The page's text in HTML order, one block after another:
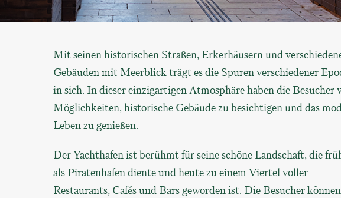
Mit seinen historischen Straßen, Erkerhäusern und
Gebäuden mit Meerblick trägt es die Spuren verschiedener
in sich. In dieser einzigartigen Atmosphäre haben die Besucher
Möglichkeiten, historische Gebäude zu besichtigen und das
Leben zu genießen.
Der Yachthafen ist berühmt für seine schöne Landschaft, die
als Piratenhafen diente und heute zu einem Viertel voller
Restaurants, Cafés und Bars geworden ist. Die Besucher